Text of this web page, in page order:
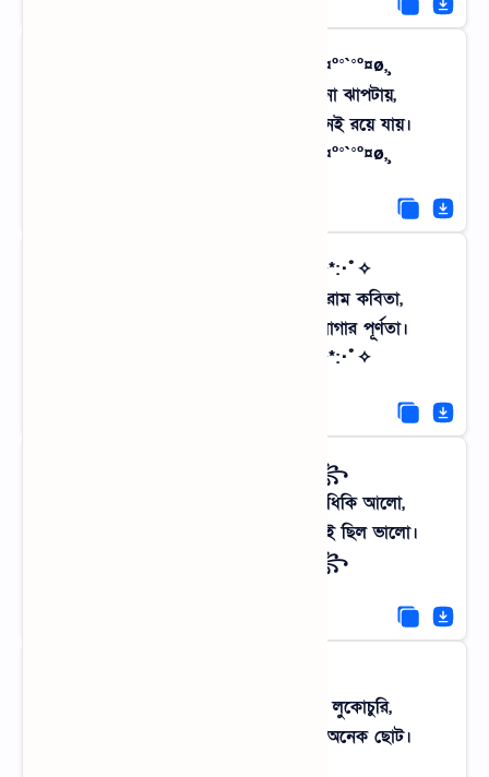
¸,ø¤º°`°º¤ø,¸ শৈশবের আক্ষেপ ¸,ø¤º°`°º¤ø,¸
স্মৃতিগুলো আজও ওই পুকুরঘাটে ডানা ঝাপটায়,
কেন বড় হয়ে গেলাম! আক্ষেপ শুধু মনেই রয়ে যায়।
¸,ø¤º°`°º¤ø,¸ শৈশবের আক্ষেপ ¸,ø¤º°`°º¤ø,¸
✧･ﾟ: *✧･ﾟ:* বৃষ্টির ছন্দ *:･ﾟ✧*:･ﾟ✧
টিনের চালে বৃষ্টির শব্দ যেন এক অবিরাম কবিতা,
গ্রামের বর্ষা মানেই এক সজীব ভালোলাগার পূর্ণতা।
✧･ﾟ: *✧･ﾟ:* বৃষ্টির ছন্দ *:･ﾟ✧*:･ﾟ✧
꧁༒─── ☔️ ───༒꧂
সেই যে মাটির ঘর আর লণ্ঠনের ধিকিধিকি আলো,
এখনকার নিয়ন বাতির চেয়ে ওই আঁধারই ছিল ভালো।
꧁༒─── ☔️ ───༒꧂
সবুজ ঘাসের মাঝে রঙিন প্রজাপতির লুকোচুরি,
গ্রামের প্রকৃতির কাছে আকাশটাও যেন অনেক ছোট।